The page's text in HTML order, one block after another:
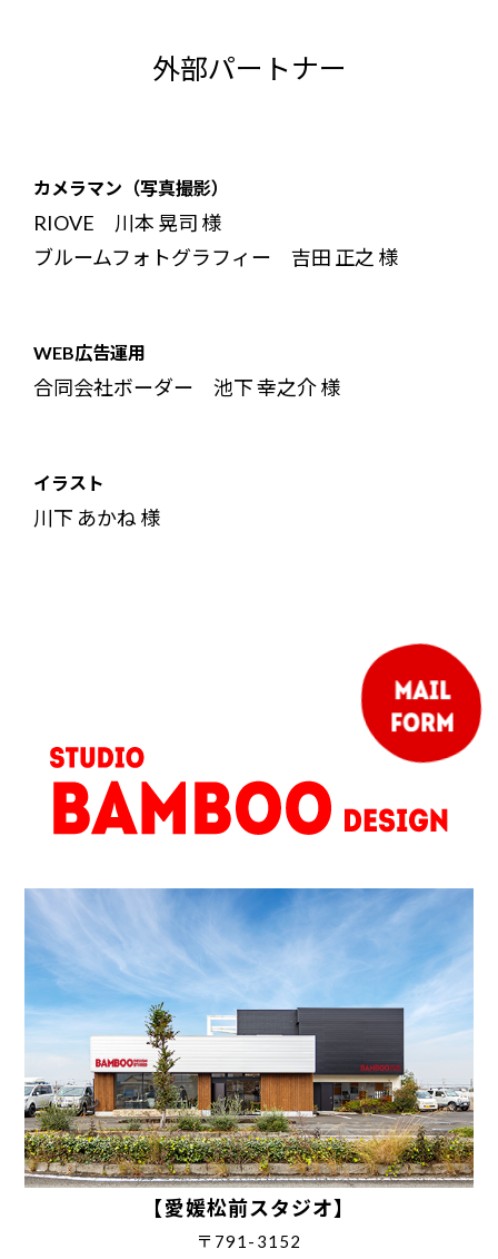
外部パートナー
カメラマン（写真撮影）
RIOVE 川本 晃司 様
ブルームフォトグラフィー 吉田 正之 様
WEB広告運用
合同会社ボーダー 池下 幸之介 様
イラスト
川下 あかね 様
【愛媛松前スタジオ】
〒791-3152